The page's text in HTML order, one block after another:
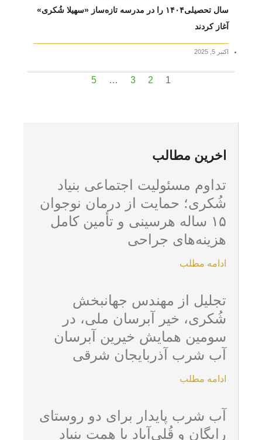
سال تحصیلی۱۴۰۴ را در مدرسه تازه‌ساز «سهیلا شُکری»
آغاز کردند
اکتبر 5, 2025
1
2
3
…
5
اخرین مطالب
تداوم مسئولیت اجتماعی بنیاد
شُکری؛ حمایت از درمان نوجوان
۱۵ ساله هرسینی و تأمین کامل
هزینه‌های جراحی
ادامه مطلب
تجلیل از مهندس جهانبخش
شُکری، خیر آبرسان ملی، در
سومین همایش خیرین آبرسان
آب شرب آذربایجان شرقی
ادامه مطلب
آب شرب پایدار برای دو روستای
رایگان و قُلی‌آباد با همت بنیاد